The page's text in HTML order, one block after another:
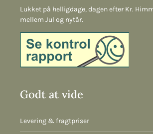
Lukket på helligdage, dagen efter Kr.
mellem Jul og nytår.
Godt at vide
Levering & fragtpriser